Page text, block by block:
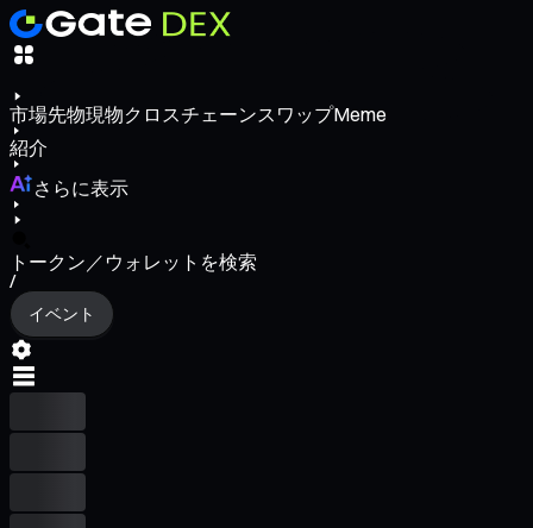
市場先物現物クロスチェーンスワップMeme
紹介
さらに表示
トークン／ウォレットを検索
/
イベント